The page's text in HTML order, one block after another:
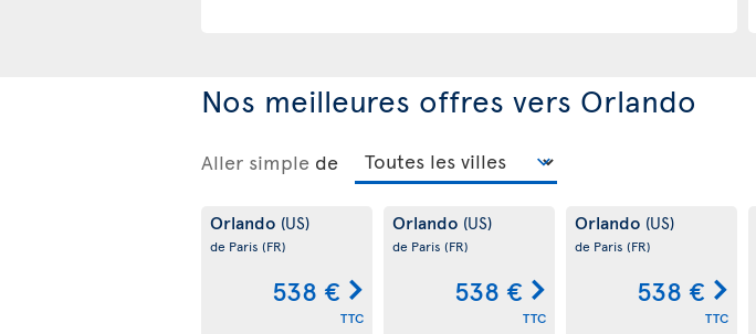
Nos meilleures offres vers Orlando
Aller simple de
Orlando (US)
de Paris (FR)
538 €
TTC
Orlando (US)
de Paris (FR)
538 €
TTC
Orlando (US)
de Paris (FR)
538 €
TTC